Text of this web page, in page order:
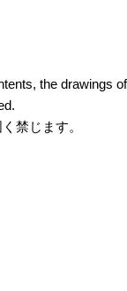
the drawings of
禁じます。